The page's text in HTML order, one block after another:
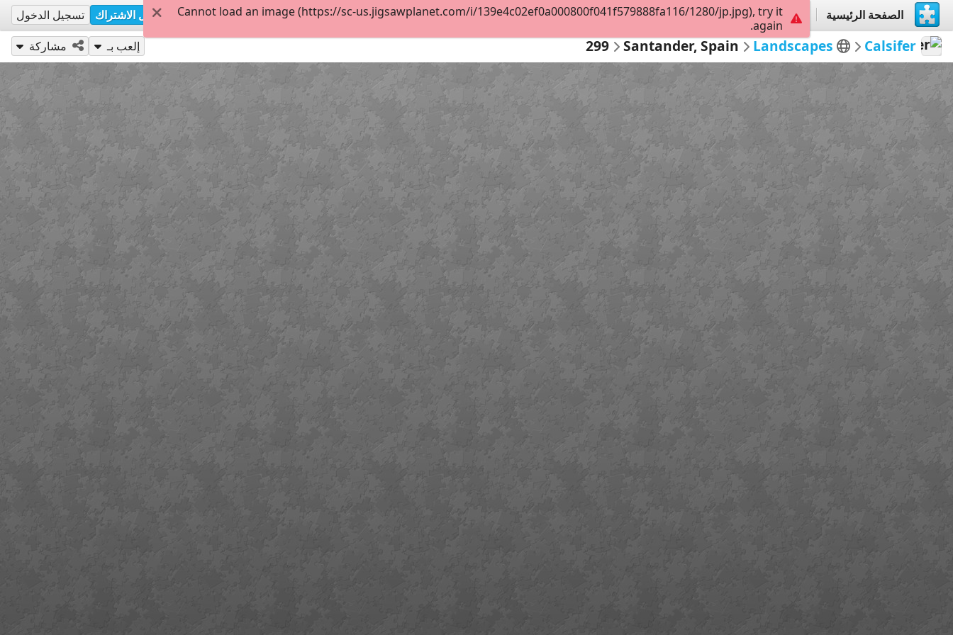
الصفحة الرئيسية إستكشاف إنشاء تسجيل الاشتراك تسجيل الدخول
Calsifer
Landscapes
Santander, Spain
299 إلعب بـ مشاركة
Cannot load an image (https://sc-us.jigsawplanet.com/i/139e4c02ef0a000800f041f579888fa116/1280/jp.jpg), try it
again.